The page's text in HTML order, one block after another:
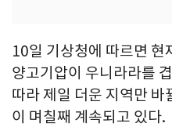
10일 기상청에 따르면 현
양고기압이 우니라라를
따라 제일 더운 지역만 바
이 며칠째 계속되고 있다.